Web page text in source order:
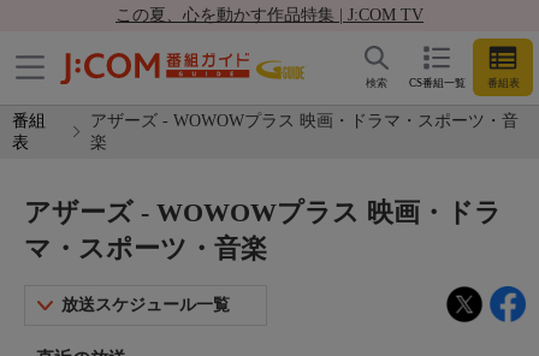
この夏、心を動かす作品特集 | J:COM TV
CS番組一覧 番組表
検索
番組
表
アザーズ - WOWOWプラス 映画・ドラマ・スポーツ・音
楽
アザーズ - WOWOWプラス 映画・ドラ
マ・スポーツ・音楽
放送スケジュール一覧